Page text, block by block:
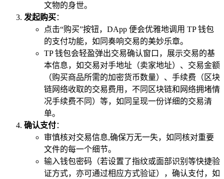
文物的身世。
发起购买：
点击“购买”按钮，DApp 便会优雅地调用 TP 钱包
的支付功能，如同奏响交易的美妙乐章。
TP 钱包会轻盈弹出交易确认窗口，展示交易的基
本信息，如交易对手地址（卖家地址）、交易金额
（购买商品所需的加密货币数量）、手续费（区块
链网络收取的交易费用，不同区块链和网络拥堵情
况手续费不同）等，如同呈现一份详细的交易清
单。
确认支付：
审慎核对交易信息,确保万无一失，如同核对重要
文件的每一个细节。
输入钱包密码（若设置了指纹或面部识别等快捷验
证方式，亦可通过相应方式验证），确认支付，如